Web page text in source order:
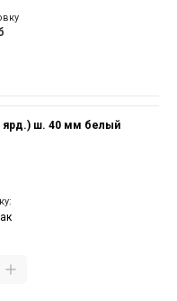
ярд.) ш. 40 мм белый